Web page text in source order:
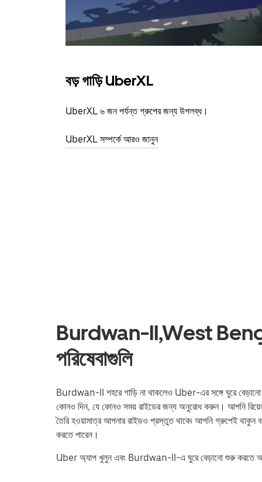
বড় গাড়ি UberXL
UberXL ৬ জন পর্যন্ত গ্রুপের জন্য উপলব্ধ।
UberXL সম্পর্কে আরও জানুন
Burdwan-II,West
পরিষেবাগুলি
Burdwan-II শহরে গাড়ি না থাকলেও Uber-এর সঙ্গে ঘুরে
কোনও দিন, যে কোনও সময় রাইডের জন্য অনুরোধ করুন। আপনি
তৈরি হওয়ামাত্র আপনার রাইডও প্রস্তুত থাকে৷ আপনি গ্রুপেই থাকুন
করতে পারেন।
Uber অ্যাপ খুলুন এবং Burdwan-II-এ ঘুরে বেড়ানো শুরু করতে